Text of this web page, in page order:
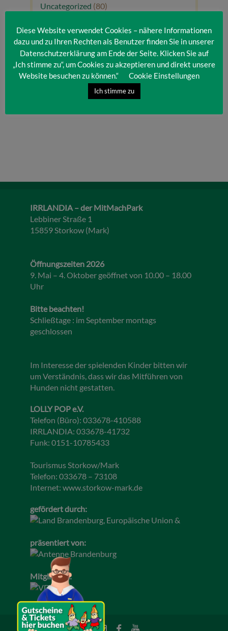
Uncategorized (80)
IRRLANDIA – der MitMachPark
Lebbiner Straße 1
15859 Storkow (Mark)
Öffnungszeiten 2026
9. Mai – 4. Oktober geöffnet von 10.00 – 18.00
Uhr
Bitte beachten!
Schließtage : im September montags
geschlossen
Im Interesse der spielenden Kinder bitten wir
um Verständnis, dass wir das Mitführen von
Hunden nicht gestatten.
LOLLY POP e.V.
Telefon (Büro): 033678-410588
IRRLANDIA: 033678-41732
Funk: 0151-10785433
Tourismus Storkow/Mark
Telefon: 033678 – 73108
Internet: www.storkow-mark.de
gefördert durch:
präsentiert von:
Mitglied im:
Diese Website verwendet Cookies – nähere Informationen
dazu und zu Ihren Rechten als Benutzer finden Sie in unserer
Datenschutzerklärung am Ende der Seite. Klicken Sie auf
„Ich stimme zu“, um Cookies zu akzeptieren und direkt unsere
Website besuchen zu können.“
Cookie Einstellungen
Ich stimme zu